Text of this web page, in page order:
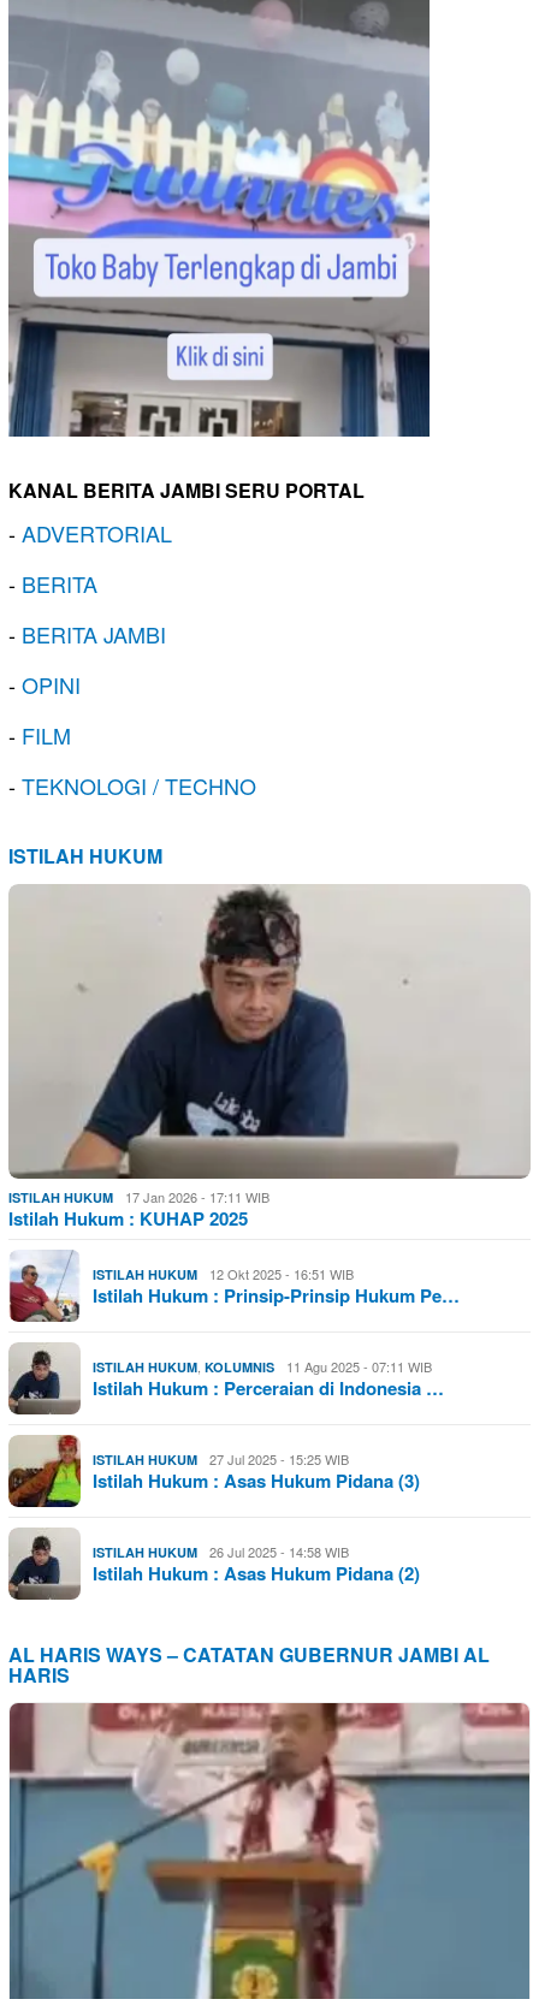
KANAL BERITA JAMBI SERU PORTAL
-ADVERTORIAL
- BERITA
- BERITA JAMBI
-OPINI
- FILM
-TEKNOLOGI / TECHNO
ISTILAH HUKUM
ISTILAH HUKUM 17 Jan 2026 - 17:11 WIB
Istilah Hukum : KUHAP 2025
ISTILAH HUKUM 12 Okt 2025 - 16:51 WIB
Istilah Hukum : Prinsip-Prinsip Hukum Pe…
ISTILAH HUKUM, KOLUMNIS 11 Agu 2025 - 07:11 WIB
Istilah Hukum : Perceraian di Indonesia …
ISTILAH HUKUM 27 Jul 2025 - 15:25 WIB
Istilah Hukum : Asas Hukum Pidana (3)
ISTILAH HUKUM 26 Jul 2025 - 14:58 WIB
Istilah Hukum : Asas Hukum Pidana (2)
AL HARIS WAYS – CATATAN GUBERNUR JAMBI AL
HARIS